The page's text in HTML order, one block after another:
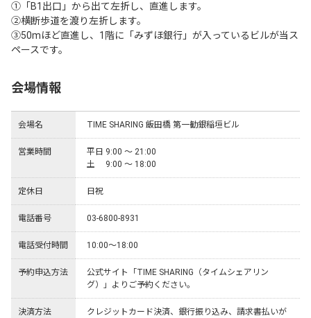
①「B1出口」から出て左折し、直進します。
②横断歩道を渡り左折します。
③50mほど直進し、1階に「みずほ銀行」が入っているビルが当ス
ペースです。
会場情報
会場名 TIME SHARING 飯田橋 第一勧銀稲垣ビル
営業時間
平日 9:00 ～ 21:00
土　 9:00 ～ 18:00
定休日 日祝
電話番号 03-6800-8931
電話受付時間 10:00～18:00
予約申込方法
公式サイト「TIME SHARING（タイムシェアリン
グ）」よりご予約ください。
決済方法
クレジットカード決済、銀行振り込み、請求書払いが